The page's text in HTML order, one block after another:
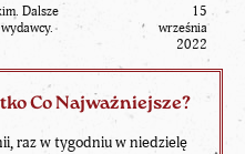
Dalsze
15
września
2022
Co Najważniejsze?
raz w tygodniu w niedzielę